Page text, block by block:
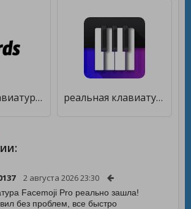
Boards - Клавиатура для продаж [Полная версия] реальная клавиатура пианино [Мод меню]
2 августа 2026 23:30
Facemoji Pro реально зашла!
без проблем, все быстро